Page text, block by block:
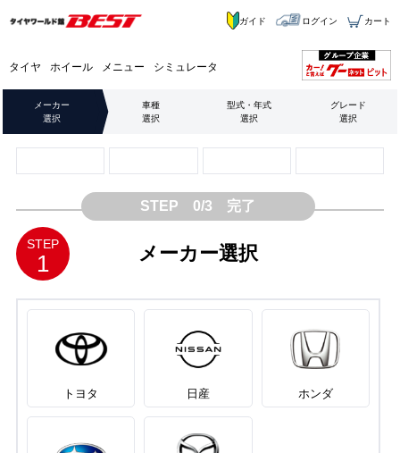
タイヤ ホイール メニュー シミュレータ
ガイド ログイン カート
メーカー
選択
車種
選択
型式・年式
選択
グレード
選択
STEP 0/3 完了
STEP
1 メーカー選択
トヨタ 日産 ホンダ